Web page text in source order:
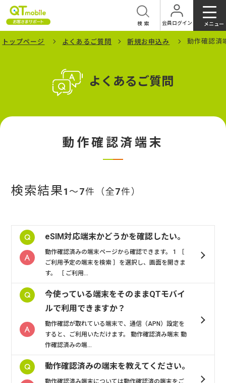
会員ログイン
検索 メニュー
トップページ よくあるご質問 新規お申込み 動作確認済
よくあるご質問
動作確認済端末
検索結果1 ～7件（全7件）
eSIM対応端末かどうかを確認したい。
動作確認済みの端末ページから確認できます。 1 ［
ご利用予定の端末を検索 ］を選択し、画面を開きま
す。 ［ ご利用...
今使っている端末をそのままQTモバイ
ルで利用できますか？
動作確認が取れている端末で、通信（APN）設定を
すると、ご利用いただけます。 動作確認済み端末 動
作確認済みの端...
動作確認済みの端末を教えてください。
動作確認済み端末については動作確認済の端末をご